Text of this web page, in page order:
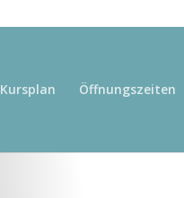
Kursplan Öffnungszeiten